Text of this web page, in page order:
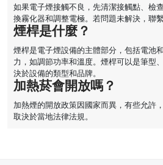
如果電子煙接觸不良，先清潔接觸點、檢
換霧化器和調整電極。若問題未解決，聯
煙桿是什麼？
煙桿是電子煙設備的主體部分，包括電池
力，如調節功率和溫度。煙桿可以是筆型
決於設備的類型和品牌。
加熱菸會開放嗎？
加熱煙的開放政策因國家而異，有些允許
取決於當地法律法規。